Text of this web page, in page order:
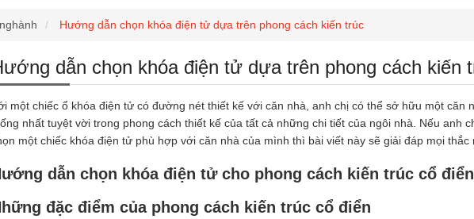
Hướng dẫn chọn khóa điện tử dựa trên phong cách kiến trúc
dẫn chọn khóa điện tử dựa trên phong cách kiến
một chiếc ổ khóa điện tử có đường nét thiết kế với căn nhà, anh chị có thể sở hữu một căn
nhất tuyệt vời trong phong cách thiết kế của tất cả những chi tiết của ngôi nhà. Nếu anh
một chiếc khóa điện tử phù hợp với căn nhà của mình thì bài viết này sẽ giải đáp mọi thắc
dẫn chọn khóa điện tử cho phong cách kiến trúc cổ điển
đặc điểm của phong cách kiến trúc cổ điển